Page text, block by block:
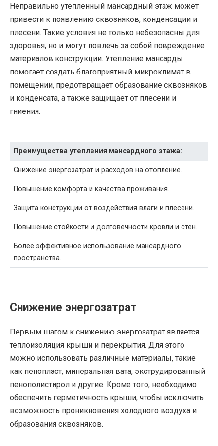
Неправильно утепленный мансардный этаж может
привести к появлению сквозняков, конденсации и
плесени. Такие условия не только небезопасны для
здоровья, но и могут повлечь за собой повреждение
материалов конструкции. Утепление мансарды
помогает создать благоприятный микроклимат в
помещении, предотвращает образование сквозняков
и конденсата, а также защищает от плесени и
гниения.
Преимущества утепления мансардного этажа:
Снижение энергозатрат и расходов на отопление.
Повышение комфорта и качества проживания.
Защита конструкции от воздействия влаги и плесени.
Повышение стойкости и долговечности кровли и стен.
Более эффективное использование мансардного
пространства.
Снижение энергозатрат
Первым шагом к снижению энергозатрат является
теплоизоляция крыши и перекрытия. Для этого
можно использовать различные материалы, такие
как пенопласт, минеральная вата, экструдированный
пенополистирол и другие. Кроме того, необходимо
обеспечить герметичность крыши, чтобы исключить
возможность проникновения холодного воздуха и
образования сквозняков.